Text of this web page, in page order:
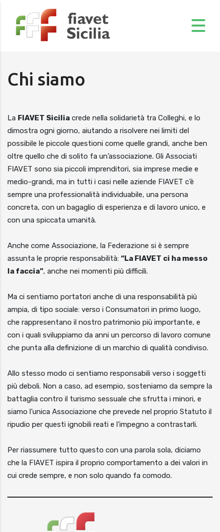
Chi siamo
La FIAVET Sicilia crede nella solidarietà tra Colleghi, e lo
dimostra ogni giorno, aiutando a risolvere nei limiti del
possibile le piccole questioni come quelle grandi, anche ben
oltre quello che di solito fa un’associazione. Gli Associati
FIAVET sono sia piccoli imprenditori, sia imprese medie e
medio-grandi, ma in tutti i casi nelle aziende FIAVET c’è
sempre una professionalità individuabile, una persona
concreta, con un bagaglio di esperienza e di lavoro unico, e
con una spiccata umanità.
Anche come Associazione, la Federazione si è sempre
assunta le proprie responsabilità: “La FIAVET ci ha messo
la faccia”, anche nei momenti più difficili.
Ma ci sentiamo portatori anche di una responsabilità più
ampia, di tipo sociale: verso i Consumatori in primo luogo,
che rappresentano il nostro patrimonio più importante, e
con i quali sviluppiamo da anni un percorso di lavoro comune
che punta alla definizione di un marchio di qualità condiviso.
Allo stesso modo ci sentiamo responsabili verso i soggetti
più deboli. Non a caso, ad esempio, sosteniamo da sempre la
battaglia contro il turismo sessuale che sfrutta i minori, e
siamo l’unica Associazione che prevede nel proprio Statuto il
ripudio per questi ignobili reati e l’impegno a contrastarli.
Per riassumere tutto questo con una parola sola, diciamo
che la FIAVET ispira il proprio comportamento a dei valori in
cui crede sempre, e non solo quando fa comodo.